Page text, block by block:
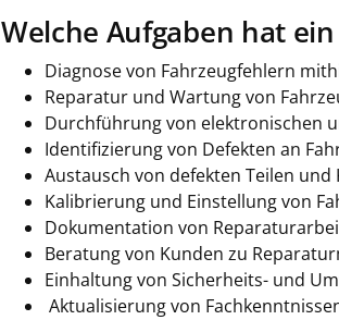
Welche Aufgaben hat
Diagnose von Fahrzeugfehlern
Reparatur und Wartung von
Durchführung von elektronischen
Identifizierung von Defekten an
Austausch von defekten Teilen
Kalibrierung und Einstellung von
Dokumentation von
Beratung von Kunden zu
Einhaltung von Sicherheits- und
Aktualisierung von